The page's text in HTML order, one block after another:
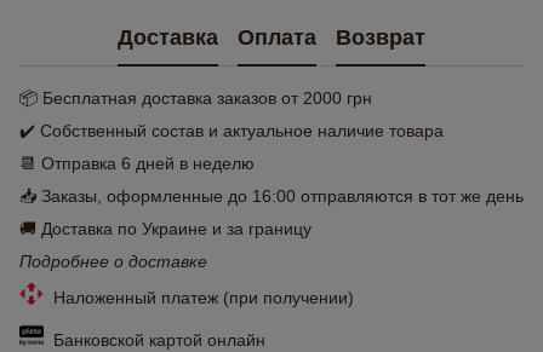
Доставка Оплата Возврат
📦 Бесплатная доставка заказов от 2000 грн
✔️ Собственный состав и актуальное наличие товара
📆 Отправка 6 дней в неделю
📥 Заказы, оформленные до 16:00 отправляются в тот же день
🚚 Доставка по Украине и за границу
Подробнее о доставке
Наложенный платеж (при получении)
Банковской картой онлайн